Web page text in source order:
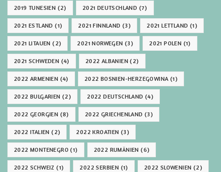
2019 TUNESIEN (2) 2021 DEUTSCHLAND (7)
2021 ESTLAND (1) 2021 FINNLAND (3) 2021 LETTLAND (1)
2021 LITAUEN (2) 2021 NORWEGEN (3) 2021 POLEN (1)
2021 SCHWEDEN (4) 2022 ALBANIEN (2)
2022 ARMENIEN (4) 2022 BOSNIEN-HERZEGOWINA(1)
2022 BULGARIEN (2) 2022 DEUTSCHLAND (4)
2022 GEORGIEN (8) 2022 GRIECHENLAND (3)
2022 ITALIEN (2) 2022 KROATIEN (3)
2022 MONTENEGRO (1) 2022 RUMÄNIEN (6)
2022 SCHWEIZ (1) 2022 SERBIEN (1) 2022 SLOWENIEN (2)